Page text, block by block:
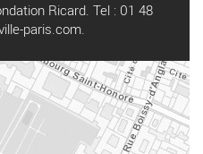
Ricard. Tel : 01 48
paris.com.